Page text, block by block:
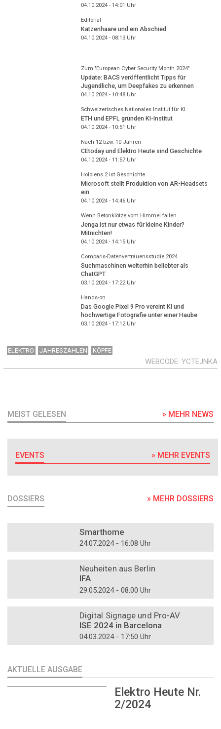
04.10.2024 - 14:01 Uhr
Editorial
Katzenhaare und ein Abschied
04.10.2024 - 08:13Uhr
Zum "European Cyber Security Month 2024"
Update: BACS veröffentlicht Tipps für
Jugendliche, um Deepfakes zu erkennen
04.10.2024 - 10:48Uhr
Schweizerisches Nationales Institut für KI
ETH und EPFL gründen KI-Institut
04.10.2024 - 10:51 Uhr
Nach 12 bzw. 10 Jahren
CEtoday und Elektro Heute sind Geschichte
04.10.2024 - 11:57Uhr
Hololens 2 ist Geschichte
Microsoft stellt Produktion von AR-Headsets
ein
04.10.2024 - 14:46Uhr
Wenn Betonklötze vom Himmel fallen
Jenga ist nur etwas für kleine Kinder?
Mitnichten!
04.10.2024 - 14:15Uhr
Comparis-Datenvertrauensstudie 2024
Suchmaschinen weiterhin beliebter als
ChatGPT
03.10.2024 - 17:22Uhr
Hands-on
Das Google Pixel 9 Pro vereint KI und
hochwertige Fotografie unter einer Haube
03.10.2024 - 17:12Uhr
ELEKTRO JAHRESZAHLEN KÖPFE
WEBCODE YCTEJNKA
MEIST GELESEN » MEHR NEWS
EVENTS » MEHR EVENTS
DOSSIERS » MEHR DOSSIERS
Smarthome
24.07.2024 - 16:08 Uhr
Neuheiten aus Berlin
IFA
29.05.2024 - 08:00 Uhr
Digital Signage und Pro-AV
ISE 2024 in Barcelona
04.03.2024 - 17:50 Uhr
AKTUELLE AUSGABE
Elektro Heute Nr.
2/2024